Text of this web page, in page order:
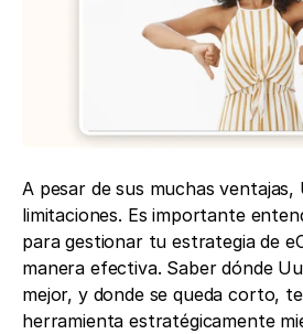
A pesar de sus muchas
limitaciones. Es importante
para gestionar tu estrategia de
manera efectiva. Saber dónde
mejor, y donde se queda corto,
herramienta estratégicamente